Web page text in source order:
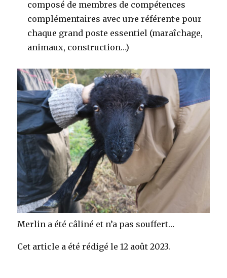
composé de membres de compétences
complémentaires avec un·e référent·e pour
chaque grand poste essentiel (maraîchage,
animaux, construction…)
Merlin a été câliné et n’a pas souffert…
Cet article a été rédigé le 12 août 2023.